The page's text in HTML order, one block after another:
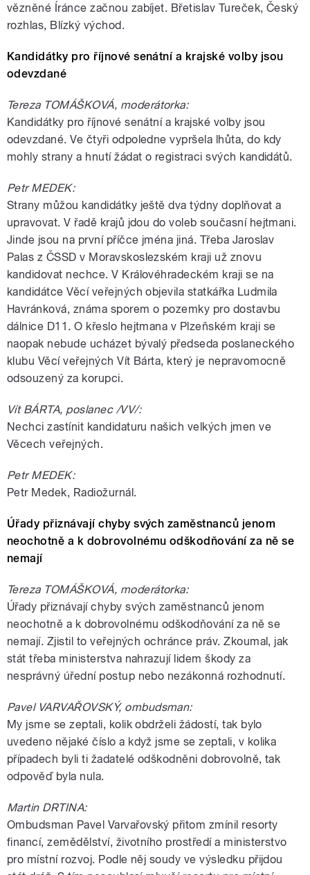
vězněné Íránce začnou zabíjet. Břetislav Tureček, Český
rozhlas, Blízký východ.
Kandidátky pro říjnové senátní a krajské volby jsou
odevzdané
Tereza TOMÁŠKOVÁ, moderátorka:
Kandidátky pro říjnové senátní a krajské volby jsou
odevzdané. Ve čtyři odpoledne vypršela lhůta, do kdy
mohly strany a hnutí žádat o registraci svých kandidátů.
Petr MEDEK:
Strany můžou kandidátky ještě dva týdny doplňovat a
upravovat. V řadě krajů jdou do voleb současní hejtmani.
Jinde jsou na první příčce jména jiná. Třeba Jaroslav
Palas z ČSSD v Moravskoslezském kraji už znovu
kandidovat nechce. V Královéhradeckém kraji se na
kandidátce Věcí veřejných objevila statkářka Ludmila
Havránková, známa sporem o pozemky pro dostavbu
dálnice D11. O křeslo hejtmana v Plzeňském kraji se
naopak nebude ucházet bývalý předseda poslaneckého
klubu Věcí veřejných Vít Bárta, který je nepravomocně
odsouzený za korupci.
Vít BÁRTA, poslanec /VV/:
Nechci zastínit kandidaturu našich velkých jmen ve
Věcech veřejných.
Petr MEDEK:
Petr Medek, Radiožurnál.
Úřady přiznávají chyby svých zaměstnanců jenom
neochotně a k dobrovolnému odškodňování za ně se
nemají
Tereza TOMÁŠKOVÁ, moderátorka:
Úřady přiznávají chyby svých zaměstnanců jenom
neochotně a k dobrovolnému odškodňování za ně se
nemají. Zjistil to veřejných ochránce práv. Zkoumal, jak
stát třeba ministerstva nahrazují lidem škody za
nesprávný úřední postup nebo nezákonná rozhodnutí.
Pavel VARVAŘOVSKÝ, ombudsman:
My jsme se zeptali, kolik obdrželi žádostí, tak bylo
uvedeno nějaké číslo a když jsme se zeptali, v kolika
případech byli ti žadatelé odškodněni dobrovolně, tak
odpověď byla nula.
Martin DRTINA:
Ombudsman Pavel Varvařovský přitom zmínil resorty
financí, zemědělství, životního prostředí a ministerstvo
pro místní rozvoj. Podle něj soudy ve výsledku přijdou